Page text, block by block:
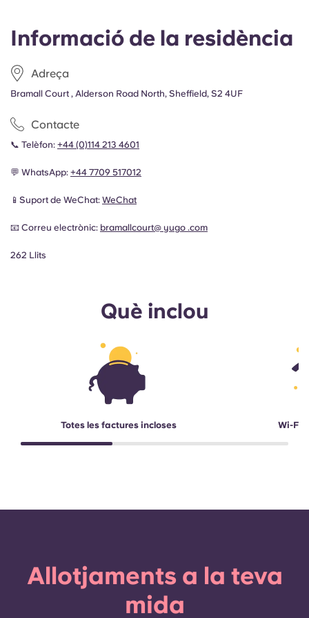
Informació de la residència
Adreça
Bramall Court , Alderson Road North, Sheffield, S2 4UF
Contacte
📞 Telèfon: +44 (0)114 213 4601
💬 WhatsApp: +44 7709 517012
📱Suport de WeChat: WeChat
📧 Correu electrònic: bramallcourt@ yugo .com
262 Llits
Què inclou
Totes les factures incloses Wi-Fi
Allotjaments a la teva
mida